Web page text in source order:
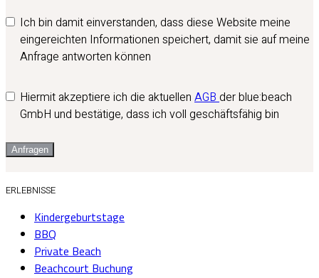
Ich bin damit einverstanden, dass diese Website meine
eingereichten Informationen speichert, damit sie auf meine
Anfrage antworten können
Hiermit akzeptiere ich die aktuellen AGBder blue:beach
GmbH und bestätige, dass ich voll geschäftsfähig bin
Anfragen
ERLEBNISSE
Kindergeburtstage
BBQ
Private Beach
Beachcourt Buchung